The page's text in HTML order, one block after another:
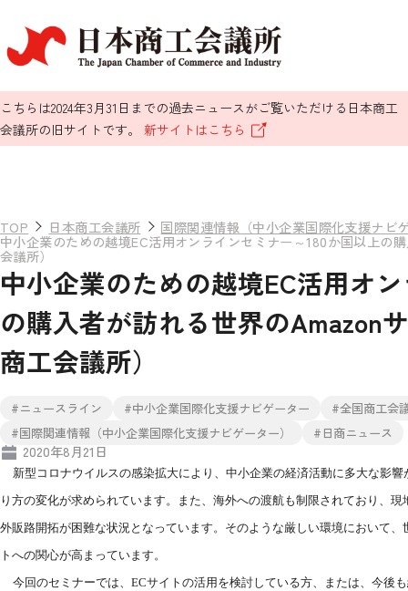
こちらは2024年3月31日までの過去ニュースがご覧いただける日本商工
会議所の旧サイトです。 新サイトはこちら
TOP 日本商工会議所 国際関連情報（中小企業国際化支援ナビ
中小企業のための越境EC活用オンラインセミナー～180か国以上の
会議所）
中小企業のための越境EC活用オ
の購入者が訪れる世界のAmazon
商工会議所）
#ニュースライン #中小企業国際化支援ナビゲーター
#全国商工会
#国際関連情報（中小企業国際化支援ナビゲーター）
#日商ニュース
2020年8月21日
新型コロナウイルスの感染拡大により、中小企業の経済活動に多大な影
り方の変化が求められています。また、海外への渡航も制限されており、
外販路開拓が困難な状況となっています。そのような厳しい環境において
トへの関心が高まっています。
今回のセミナーでは、 ECサイトの活用を検討している方、または、今後